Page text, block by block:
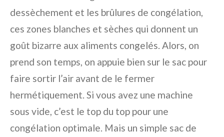
dessèchement et les brûlures de congélation,
ces zones blanches et sèches qui donnent un
goût bizarre aux aliments congelés. Alors, on
prend son temps, on appuie bien sur le sac pour
faire sortir l’air avant de le fermer
hermétiquement. Si vous avez une machine
sous vide, c’est le top du top pour une
congélation optimale. Mais un simple sac de